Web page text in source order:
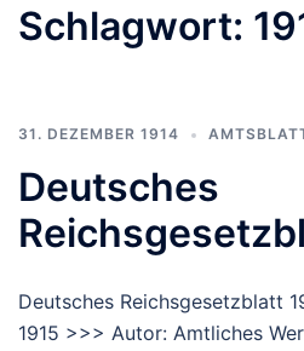
Schlagwort:
31. DEZEMBER 1914
Deutsches
Deutsches Reichsgesetzblatt
1915 >>> Autor: Amtliches